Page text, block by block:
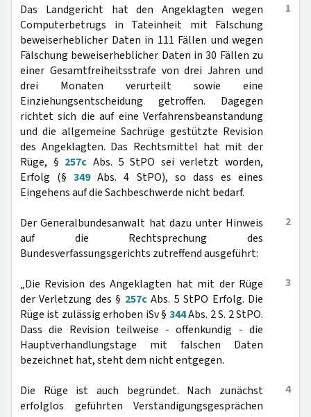
1
Das Landgericht hat den Angeklagten wegen
Computerbetrugs in Tateinheit mit Fälschung
beweiserheblicher Daten in 111 Fällen und wegen
Fälschung beweiserheblicher Daten in 30 Fällen zu
einer Gesamtfreiheitsstrafe von drei Jahren und
drei Monaten verurteilt sowie eine
Einziehungsentscheidung getroffen. Dagegen
richtet sich die auf eine Verfahrensbeanstandung
und die allgemeine Sachrüge gestützte Revision
des Angeklagten. Das Rechtsmittel hat mit der
Rüge, § 257c Abs. 5 StPO sei verletzt worden,
Erfolg (§349Abs. 4 StPO), so dass es eines
Eingehens auf die Sachbeschwerde nicht bedarf.
2
Der Generalbundesanwalt hat dazu unter Hinweis
auf die Rechtsprechung des
Bundesverfassungsgerichts zutreffend ausgeführt:
3
„Die Revision des Angeklagten hat mit der Rüge
der Verletzung des § 257cAbs. 5 StPO Erfolg. Die
Rüge ist zulässig erhoben iSv § 344Abs. 2 S. 2 StPO.
Dass die Revision teilweise - offenkundig - die
Hauptverhandlungstage mit falschen Daten
bezeichnet hat, steht dem nicht entgegen.
4
Die Rüge ist auch begründet. Nach zunächst
erfolglos geführten Verständigungsgesprächen